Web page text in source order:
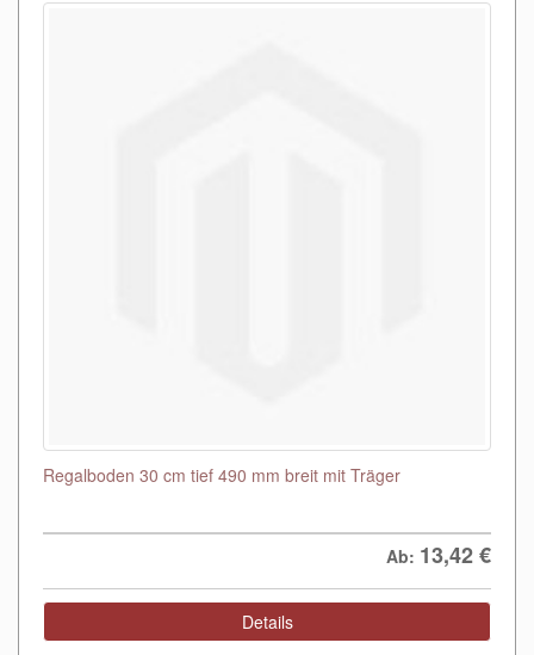
Regalboden 30 cm tief 490 mm breit mit Träger
Ab: 13,42€
Details